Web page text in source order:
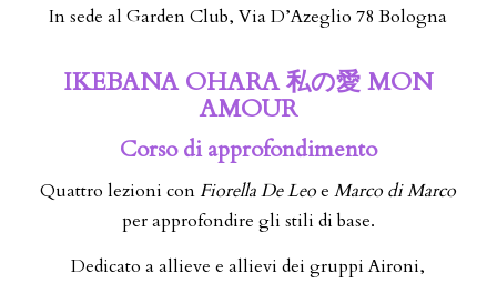
In sede al Garden Club, Via D’Azeglio 78 Bologna
IKEBANA OHARA 私の愛 MON
AMOUR
Corso di approfondimento
Quattro lezioni con Fiorella De LeoeMarco di Marco
per approfondire gli stili di base.
Dedicato a allieve e allievi dei gruppi Aironi,